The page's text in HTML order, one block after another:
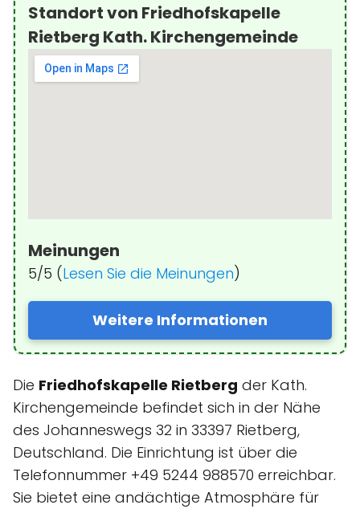
Standort von Friedhofskapelle
Rietberg Kath. Kirchengemeinde
Meinungen
5/5 (Lesen Sie die Meinungen)
Weitere Informationen
Die Friedhofskapelle Rietberg der Kath.
Kirchengemeinde befindet sich in der Nähe
des Johanneswegs 32 in 33397 Rietberg,
Deutschland. Die Einrichtung ist über die
Telefonnummer +49 5244 988570 erreichbar.
Sie bietet eine andächtige Atmosphäre für